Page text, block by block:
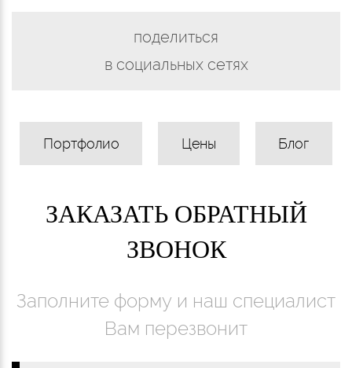
поделиться
в социальных сетях
Портфолио Цены Блог
ЗАКАЗАТЬ ОБРАТНЫЙ
ЗВОНОК
Заполните форму и наш специалист
Вам перезвонит